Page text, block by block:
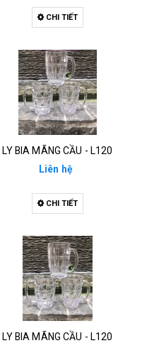
CHI TIẾT
LY BIA MÃNG CẦU - L120
Liên hệ
CHI TIẾT
LY BIA MÃNG CẦU - L120